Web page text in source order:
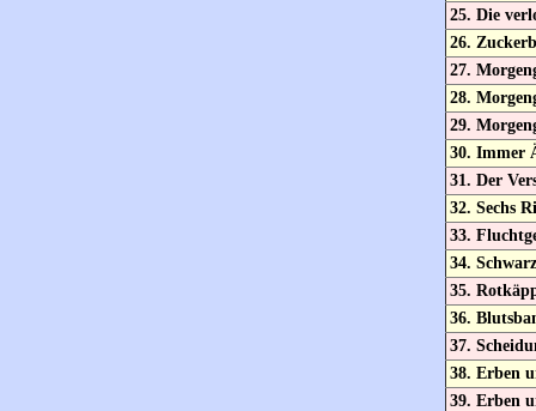
25. Die
26.
27.
28.
29.
30. Immer
31. Der
32. Sechs
33.
34.
35.
36.
37.
38. Erben
39. Erben